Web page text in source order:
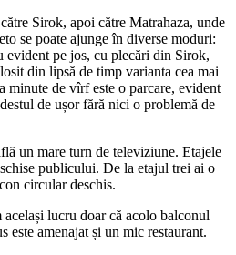
Sirok, apoi către Matrahaza, unde
se poate ajunge în diverse moduri:
evident pe jos, cu plecări din Sirok,
din lipsă de timp varianta cea mai
minute de vîrf este o parcare, evident
de ușor fără nici o problemă de
un mare turn de televiziune. Etajele
publicului. De la etajul trei ai o
circular deschis.
lucru doar că acolo balconul
este amenajat și un mic restaurant.